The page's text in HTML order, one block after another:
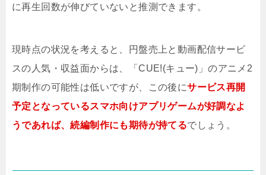
に再生回数が伸びていないと推測できます。
現時点の状況を考えると、円盤売上と動画配信サービ
スの人気・収益面からは、「CUE!(キュー)」のアニメ2
期制作の可能性は低いですが、この後にサービス再開
予定となっているスマホ向けアプリゲームが好調なよ
うであれば、続編制作にも期待が持てるでしょう。